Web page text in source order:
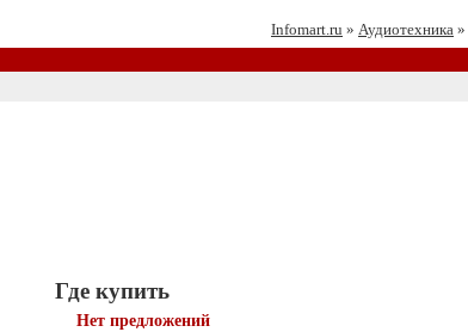
Infomart.ru » Аудиотехника »
Где купить
Нет предложений